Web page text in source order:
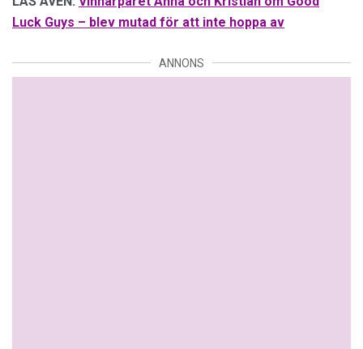
Luck Guys – blev mutad för att inte hoppa av
ANNONS